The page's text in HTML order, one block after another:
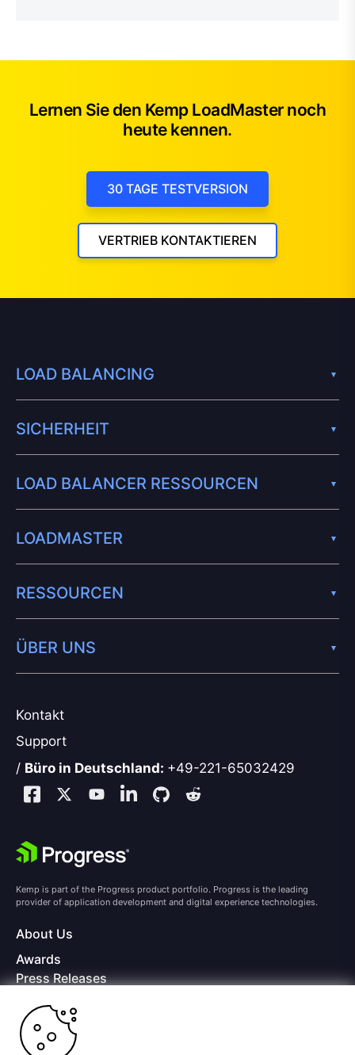
Lernen Sie den Kemp LoadMaster noch
heute kennen.
30 TAGE TESTVERSION
VERTRIEB KONTAKTIEREN
Kontakt
Support
/ Büro in Deutschland: +49-221-65032429
LOAD BALANCING
SICHERHEIT
LOAD BALANCER RESSOURCEN
LOADMASTER
RESSOURCEN
ÜBER UNS
Kemp is part of the Progress product portfolio. Progress is the leading
provider of application development and digital experience technologies.
About Us
Awards
Press Releases
Careers
Offices